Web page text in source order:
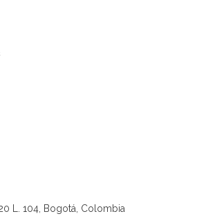
L. 104, Bogotá, Colombia